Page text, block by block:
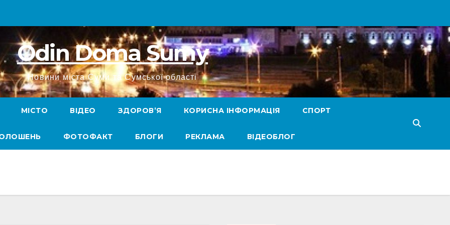
Odin Doma Sumy
Новини міста Суми та Сумської області
МІСТО ВІДЕО ЗДОРОВ’Я КОРИСНА ІНФОРМАЦІЯ СПОРТ
ФОТОФАКТ БЛОГИ РЕКЛАМА ВІДЕОБЛОГ